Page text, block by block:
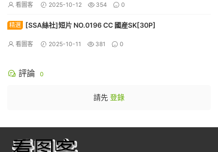
看圖客 2025-10-12 354 0
精選 [SSA絲社]短片 NO.0196 CC 國産SK[30P]
看圖客 2025-10-11 381 0
評論 0
請先 登錄